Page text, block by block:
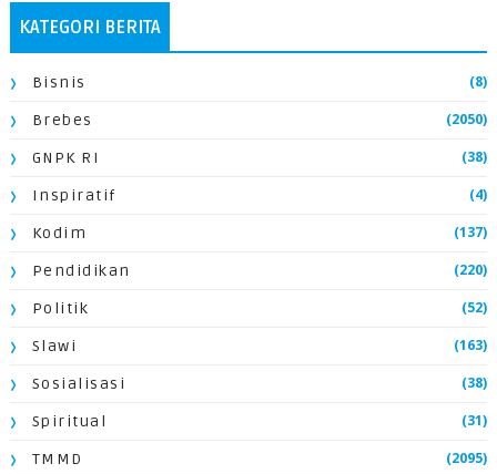
KATEGORI BERITA
Bisnis (8)
Brebes (2050)
GNPK RI (38)
Inspiratif (4)
Kodim (137)
Pendidikan (220)
Politik (52)
Slawi (163)
Sosialisasi (38)
Spiritual (31)
TMMD (2095)